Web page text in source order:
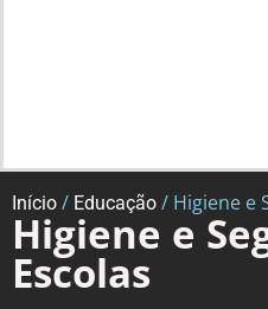
Início / Educação / Higiene e
Higiene e
Escolas